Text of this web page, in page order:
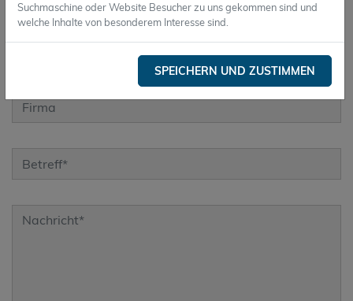
Suchmaschine oder Website Besucher zu uns gekommen sind und
welche Inhalte von besonderem Interesse sind.
SPEICHERN UND ZUSTIMMEN